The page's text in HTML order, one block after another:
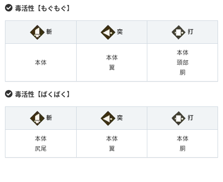
毒活性【もぐもぐ】
斬 突 打
本体
本体
翼
本体
頭部
胴
毒活性【ぱくぱく】
斬 突 打
本体
尻尾
本体
翼
本体
胴